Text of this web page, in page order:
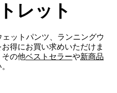
レット
ットパンツ、ランニングウ
得にお買い求めいただけま
その他ベストセラーや新商品